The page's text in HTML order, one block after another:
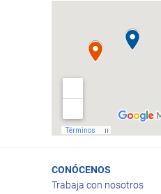
CONÓCENOS
Trabaja con nosotros